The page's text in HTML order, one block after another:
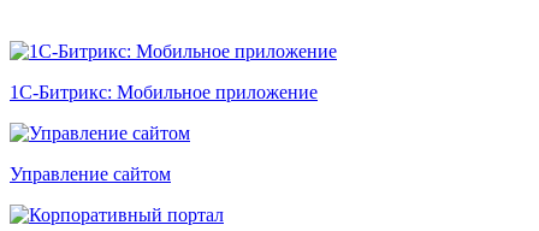
1С-Битрикс: Мобильное приложение
Управление сайтом